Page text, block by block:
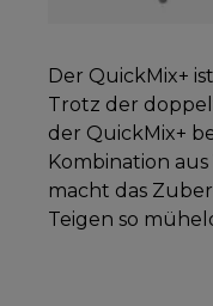
Der QuickMix+
Trotz der
der QuickMix+
Kombination
macht das
Teigen so